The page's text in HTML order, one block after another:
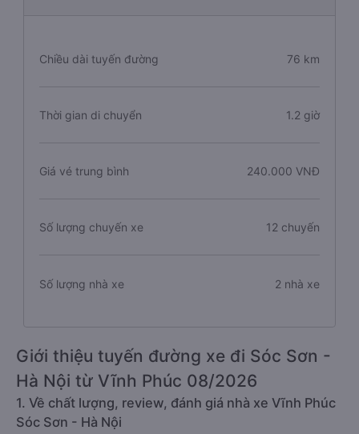
Chiều dài tuyến đường 76 km
Thời gian di chuyển 1.2 giờ
Giá vé trung bình 240.000 VNĐ
Số lượng chuyến xe 12 chuyến
Số lượng nhà xe 2 nhà xe
Giới thiệu tuyến đường xe đi Sóc Sơn -
Hà Nội từ Vĩnh Phúc 08/2026
1. Về chất lượng, review, đánh giá nhà xe Vĩnh Phúc
Sóc Sơn - Hà Nội